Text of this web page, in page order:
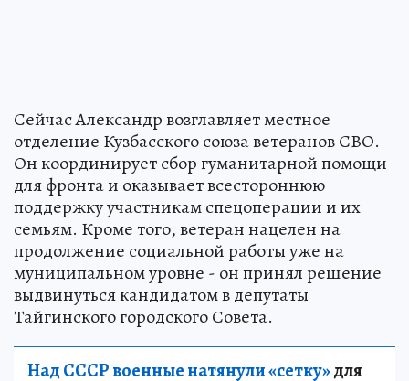
Сейчас Александр возглавляет местное
отделение Кузбасского союза ветеранов СВО.
Он координирует сбор гуманитарной помощи
для фронта и оказывает всестороннюю
поддержку участникам спецоперации и их
семьям. Кроме того, ветеран нацелен на
продолжение социальной работы уже на
муниципальном уровне - он принял решение
выдвинуться кандидатом в депутаты
Тайгинского городского Совета.
Над СССР военные натянули «сетку»для